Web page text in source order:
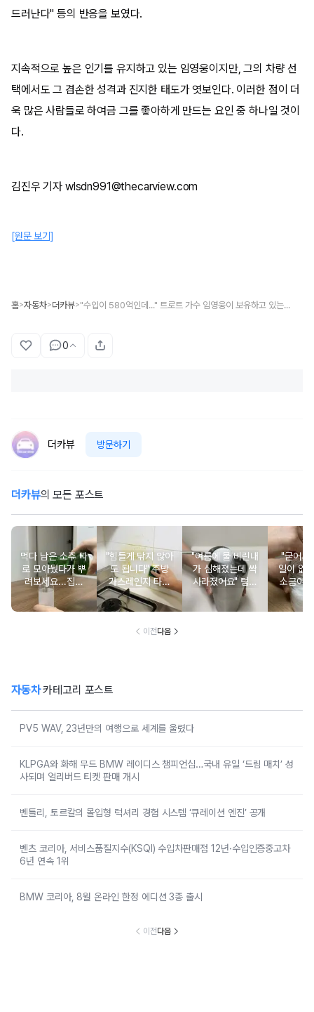
드러난다" 등의 반응을 보였다.
지속적으로 높은 인기를 유지하고 있는 임영웅이지만, 그의 차량 선
택에서도 그 겸손한 성격과 진지한 태도가 엿보인다. 이러한 점이 더
욱 많은 사람들로 하여금 그를 좋아하게 만드는 요인 중 하나일 것이
다.
김진우 기자 wlsdn991@thecarview.com
[원문 보기]
홈>자동차>더카뷰> "수입이 580억인데..." 트로트 가수 임영웅이 보유하고 있는 자동차들 공개
0
더카뷰 방문하기
더카뷰의 모든 포스트
먹다 남은 소주 따
로 모아뒀다가 뿌
려보세요...집이
환해질 정도로 깨
끗해집니다
"힘들게 닦지 않아
도 됩니다" 주방
가스레인지 타일
벽에 쌓인 기름때
에 뿌려주면 쉽게
"여름에 물 비린내
가 심해졌는데 싹
사라졌어요" 텀블
러 설거지 할 때
한 숟가락 넣고 흔
"굳어서
일이 없
소금이
루 담아
통에 이
이전다음
자동차카테고리 포스트
PV5 WAV, 23년만의 여행으로 세계를 울렸다
KLPGA와 화해 무드 BMW 레이디스 챔피언십…국내 유일 ‘드림 매치’ 성
사되며 얼리버드 티켓 판매 개시
벤틀리, 토르칼의 몰입형 럭셔리 경험 시스템 ‘큐레이션 엔진’ 공개
벤츠 코리아, 서비스품질지수(KSQI) 수입차판매점 12년·수입인증중고차
6년 연속 1위
BMW 코리아, 8월 온라인 한정 에디션 3종 출시
이전다음